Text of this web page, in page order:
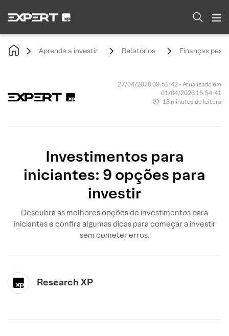
Aprenda a investir Relatórios Finanças
27/04/2020 09:51:42 • Atualizado em
01/04/2026 15:54:41
13 minutos de leitura
Investimentos para
iniciantes: 9 opções para
investir
Descubra as melhores opções de investimentos para
iniciantes e confira algumas dicas para começar a investir
sem cometer erros.
Research XP